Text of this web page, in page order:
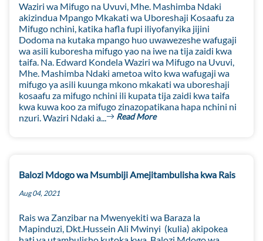
Waziri wa Mifugo na Uvuvi, Mhe. Mashimba Ndaki
akizindua Mpango Mkakati wa Uboreshaji Kosaafu za
Mifugo nchini, katika hafla fupi iliyofanyika jijini
Dodoma na kutaka mpango huo uwawezeshe wafugaji
wa asili kuboresha mifugo yao na iwe na tija zaidi kwa
taifa. Na. Edward Kondela Waziri wa Mifugo na Uvuvi,
Mhe. Mashimba Ndaki ametoa wito kwa wafugaji wa
mifugo ya asili kuunga mkono mkakati wa uboreshaji
kosaafu za mifugo nchini ili kupata tija zaidi kwa taifa
kwa kuwa koo za mifugo zinazopatikana hapa nchini ni
nzuri. Waziri Ndaki a...
Read More
Balozi Mdogo wa Msumbiji Amejitambulisha kwa Rais
Aug 04, 2021
Rais wa Zanzibar na Mwenyekiti wa Baraza la
Mapinduzi, Dkt.Hussein Ali Mwinyi (kulia) akipokea